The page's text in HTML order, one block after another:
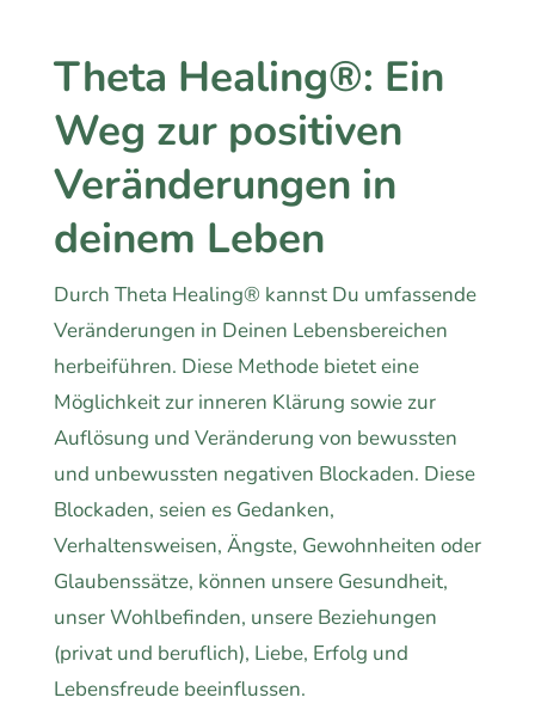
Theta Healing®: Ein
Weg zur positiven
Veränderungen in
deinem Leben
Durch Theta Healing® kannst Du umfassende
Veränderungen in Deinen Lebensbereichen
herbeiführen. Diese Methode bietet eine
Möglichkeit zur inneren Klärung sowie zur
Auflösung und Veränderung von bewussten
und unbewussten negativen Blockaden. Diese
Blockaden, seien es Gedanken,
Verhaltensweisen, Ängste, Gewohnheiten oder
Glaubenssätze, können unsere Gesundheit,
unser Wohlbefinden, unsere Beziehungen
(privat und beruflich), Liebe, Erfolg und
Lebensfreude beeinflussen.